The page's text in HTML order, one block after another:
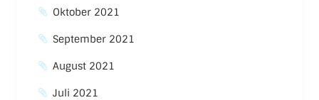
Oktober 2021
September 2021
August 2021
Juli 2021